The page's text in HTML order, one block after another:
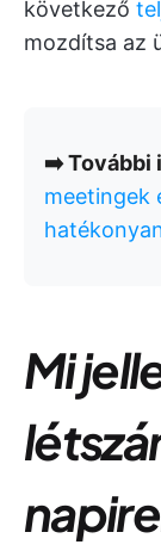
következő
mozdítsa az
➡️ További
meetingek
Mi